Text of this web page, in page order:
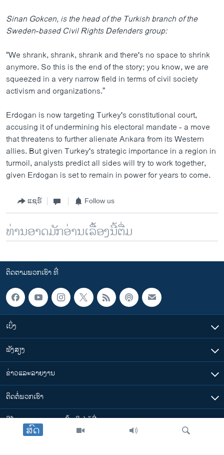
ສົດ
Sinan Gokcen, is the head of the Turkish branch of the
Sweden-based Civil Rights Defenders group:
“We shrank, shrank, shrank and there's no space to shrink
anymore. So this is the end of the story; you know, we are
squeezed in a very narrow field in terms of civil society
activism and organizations.”
Erdogan is now targeting Turkey's constitutional court,
accusing it of undermining his electoral mandate - a move
that threatens to further alienate Ankara from its Western
allies. But given Turkey's strategic importance in a region in
turmoil, analysts predict all sides will try to work together,
given Erdogan is set to remain in power for years to come.
ແຊຣ໌ Follow us
ທ່ານອາດມັກອ່ານເລື້ອງນີ້ຕື່ມ
ຕິດຕາມພວກເຮົາ ທີ່
ເບິ່ງ
ຟັງສຽງ
ຂ່າວແລະລາຍງານ
ຕິດຕໍ່ພວກເຮົາ
ວີໂອເອລາວ ສາມາດ ເຂົ້າເຖິງໄດ້ທີ່